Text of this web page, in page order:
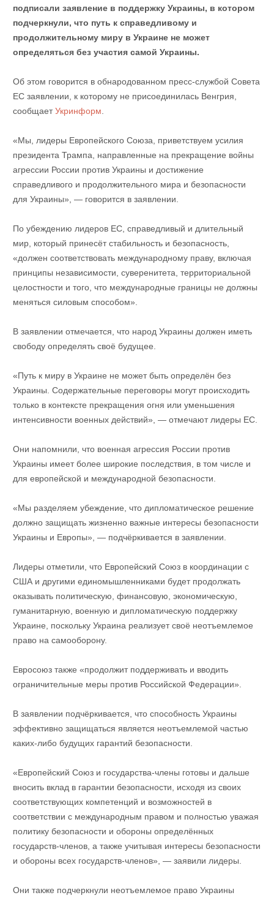
подписали заявление в поддержку Украины, в котором
подчеркнули, что путь к справедливому и
продолжительному миру в Украине не может
определяться без участия самой Украины.
Об этом говорится в обнародованном пресс-службой Совета
ЕС заявлении, к которому не присоединилась Венгрия,
сообщаетУкринформ
«Мы, лидеры Европейского Союза, приветствуем усилия
президента Трампа, направленные на прекращение войны
агрессии России против Украины и достижение
справедливого и продолжительного мира и безопасности
для Украины», — говорится в заявлении.
По убеждению лидеров ЕС, справедливый и длительный
мир, который принесёт стабильность и безопасность,
«должен соответствовать международному праву, включая
принципы независимости, суверенитета, территориальной
целостности и того, что международные границы не должны
меняться силовым способом».
В заявлении отмечается, что народ Украины должен иметь
свободу определять своё будущее.
«Путь к миру в Украине не может быть определён без
Украины. Содержательные переговоры могут происходить
только в контексте прекращения огня или уменьшения
интенсивности военных действий», — отмечают лидеры ЕС.
Они напомнили, что военная агрессия России против
Украины имеет более широкие последствия, в том числе и
для европейской и международной безопасности.
«Мы разделяем убеждение, что дипломатическое решение
должно защищать жизненно важные интересы безопасности
Украины и Европы», — подчёркивается в заявлении.
Лидеры отметили, что Европейский Союз в координации с
США и другими единомышленниками будет продолжать
оказывать политическую, финансовую, экономическую,
гуманитарную, военную и дипломатическую поддержку
Украине, поскольку Украина реализует своё неотъемлемое
право на самооборону.
Евросоюз также «продолжит поддерживать и вводить
ограничительные меры против Российской Федерации».
В заявлении подчёркивается, что способность Украины
эффективно защищаться является неотъемлемой частью
каких-либо будущих гарантий безопасности.
«Европейский Союз и государства-члены готовы и дальше
вносить вклад в гарантии безопасности, исходя из своих
соответствующих компетенций и возможностей в
соответствии с международным правом и полностью уважая
политику безопасности и обороны определённых
государств-членов, а также учитывая интересы безопасности
и обороны всех государств-членов», — заявили лидеры.
Они также подчеркнули неотъемлемое право Украины